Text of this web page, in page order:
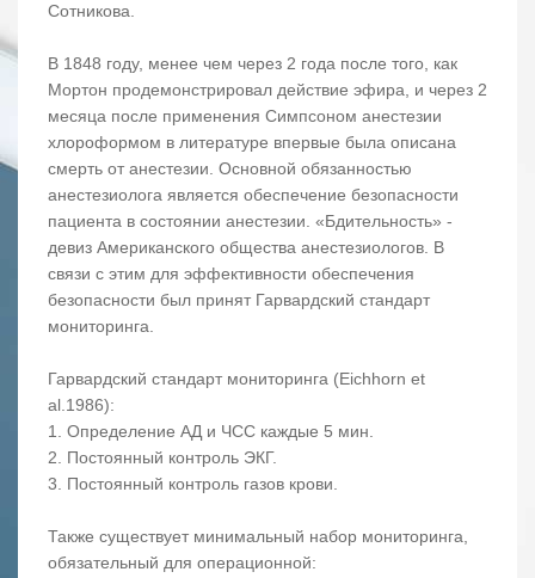
Сотникова.
В 1848 году, менее чем через 2 года после того, как
Мортон продемонстрировал действие эфира, и через 2
месяца после применения Симпсоном анестезии
хлороформом в литературе впервые была описана
смерть от анестезии. Основной обязанностью
анестезиолога является обеспечение безопасности
пациента в состоянии анестезии. «Бдительность» -
девиз Американского общества анестезиологов. В
связи с этим для эффективности обеспечения
безопасности был принят Гарвардский стандарт
мониторинга.
Гарвардский стандарт мониторинга (Eichhorn et
al.1986):
1. Определение АД и ЧСС каждые 5 мин.
2. Постоянный контроль ЭКГ.
3. Постоянный контроль газов крови.
Также существует минимальный набор мониторинга,
обязательный для операционной: